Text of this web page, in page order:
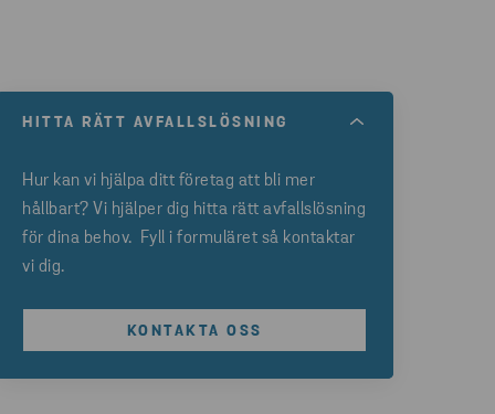
HITTA RÄTT AVFALLSLÖSNING
Hur kan vi hjälpa ditt företag att bli mer
hållbart? Vi hjälper dig hitta rätt avfallslösning
för dina behov. Fyll i formuläret så kontaktar
vi dig.
KONTAKTA OSS